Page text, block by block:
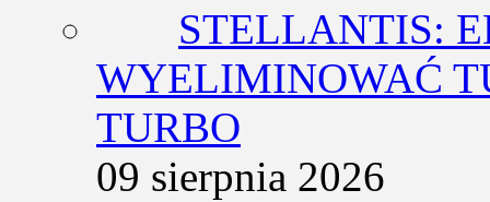
STELLANTIS:
WYELIMINOWAĆ
TURBO
09 sierpnia 2026